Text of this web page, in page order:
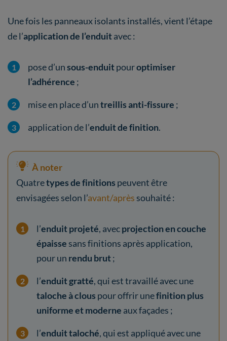
Une fois les panneaux isolants installés, vient l’étape
de l’application de l’enduitavec :
pose d’unsous-enduitpouroptimiser
l’adhérence ;
mise en place d’untreillis anti-fissure ;
application de l’enduit de finition.
À noter
Quatretypes de finitions peuvent être
envisagées selon l’avant/après souhaité :
l’enduit projeté, avecprojection en couche
épaisse sans finitions après application,
pour un rendu brut;
l’enduit gratté, qui est travaillé avec une
taloche à clous pour offrir unefinition plus
uniforme et moderne aux façades ;
l’enduit taloché, qui est appliqué avec une